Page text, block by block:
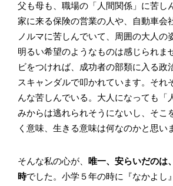
父も母も、職場の「人間関係」に苦し
家に来る保険の営業の人や、自動車会
ノルマに苦しんでいて、周囲の大人の
明るい希望のようなものは感じられま
ビをつければ、成功者の部類に入る政
スキャンダルで叩かれています。それ
んな苦しんでいる。大人になっても「
みからは逃れられそうにないし、そこ
く意味、生きる意味は何なのかと思い
そんな私の心が、 唯一、安らいだのは
時でした。小学５年の時に『なかよし